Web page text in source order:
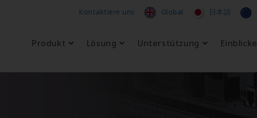
Kontaktiere uns Global 日本語
Produkt Lösung Unterstützung Einblicke